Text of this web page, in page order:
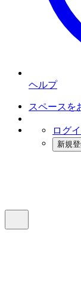
ヘルプ
スペースを
ログ
新規